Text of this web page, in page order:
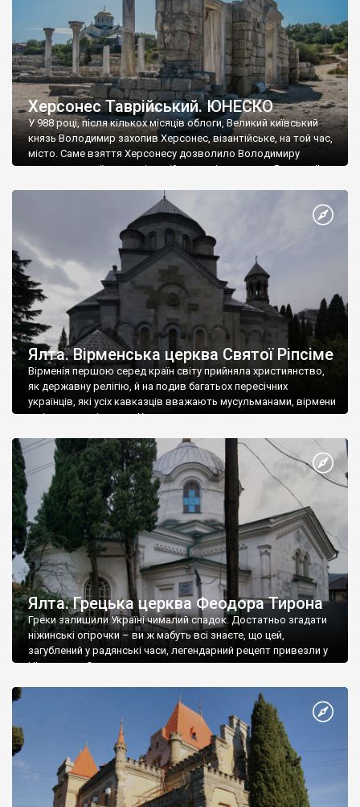
Херсонес Таврійський. ЮНЕСКО
У 988 році, після кількох місяців облоги, Великий київський
князь Володимир захопив Херсонес, візантійське, на той час,
місто. Саме взяття Херсонесу дозволило Володимиру
диктувати свої умови візантійському імператору Василю ІІ, та
Херсонесі Володимир-язичник, став Василем-християнином.
А потім було Хрещення Русі. На честь Херсонесу Таврійського
Ялта. Вірменська церква Святої Ріпсіме
Вірменія першою серед країн світу прийняла християнство,
як державну релігію, й на подив багатьох пересічних
українців, які усіх кавказців вважають мусульманами, вірмени
є відданими вірянами Христа
Ялта. Грецька церква Феодора Тирона
Греки залишили Україні чималий спадок. Достатньо згадати
ніжинські огірочки – ви ж мабуть всі знаєте, що цей,
загублений у радянські часи, легендарний рецепт привезли у
Ніжин греки?